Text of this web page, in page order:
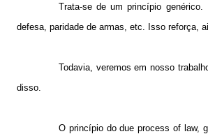
Trata-se de um princípio
defesa, paridade de armas, etc. Isso reforça,
Todavia, veremos em nosso
disso.
O princípio do due process of law,